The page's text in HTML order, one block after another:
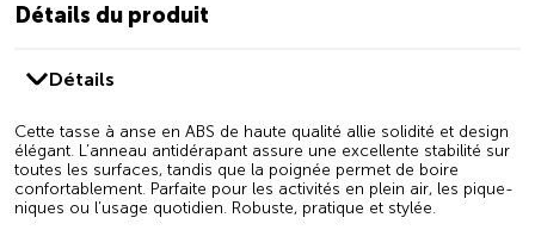
Détails du produit
Détails
Cette tasse à anse en ABS de haute qualité allie solidité et design
élégant. L’anneau antidérapant assure une excellente stabilité sur
toutes les surfaces, tandis que la poignée permet de boire
confortablement. Parfaite pour les activités en plein air, les pique-
niques ou l’usage quotidien. Robuste, pratique et stylée.